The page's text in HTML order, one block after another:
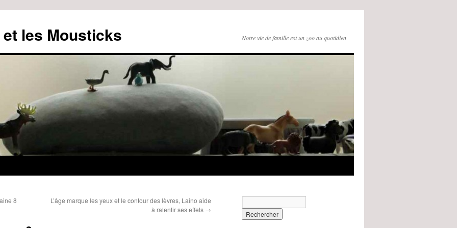
les Mousticks Notre vie de famille est un zoo au quotidien
8
L’âge marque les yeux et le contour des lèvres, Laino aide
à ralentir ses effets →